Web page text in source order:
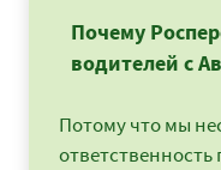
Почему
водителей с
Потому что мы
ответственность